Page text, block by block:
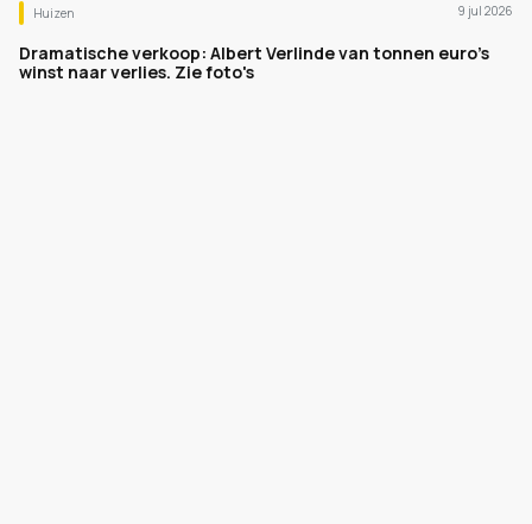
Huizen 9 jul 2026
Dramatische verkoop: Albert Verlinde van tonnen euro's
winst naar verlies. Zie foto's